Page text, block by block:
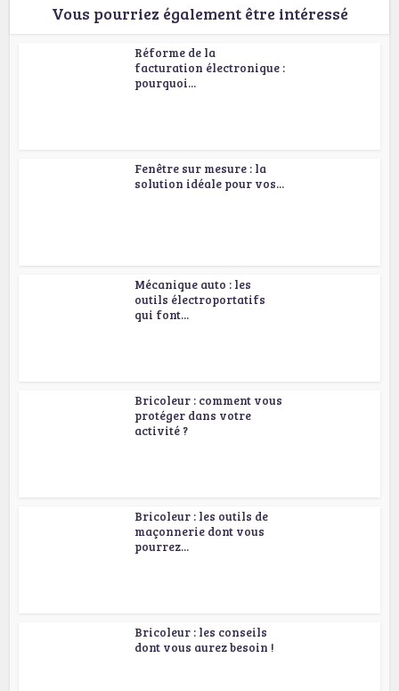
Vous pourriez également être intéressé
Réforme de la
facturation électronique :
pourquoi...
Fenêtre sur mesure : la
solution idéale pour vos...
Mécanique auto : les
outils électroportatifs
qui font...
Bricoleur : comment vous
protéger dans votre
activité ?
Bricoleur : les outils de
maçonnerie dont vous
pourrez...
Bricoleur : les conseils
dont vous aurez besoin !